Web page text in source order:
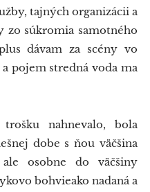
tajných organizácii a
zo súkromia samotného
dávam za scény vo
pojem stredná voda ma
nahnevalo, bola
dobe s ňou väčšina
osobne do väčšiny
bohvieako nadaná a